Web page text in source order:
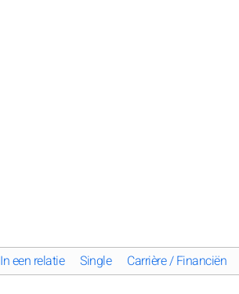
In een relatie Single Carrière / Financiën